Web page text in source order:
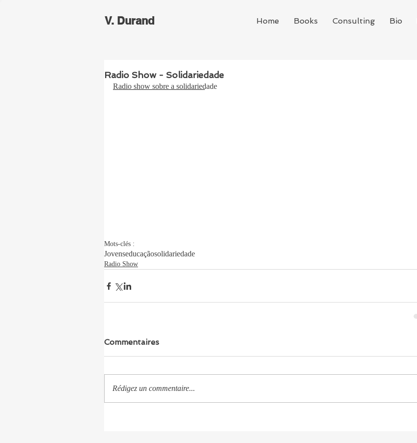
V. Durand Home Books Consulting Bio
Radio Show - Solidariedade
Radio show sobre a solidariedade
Mots-clés :
Jovenseducaçãosolidariedade
Radio Show
Commentaires
Rédigez un commentaire...